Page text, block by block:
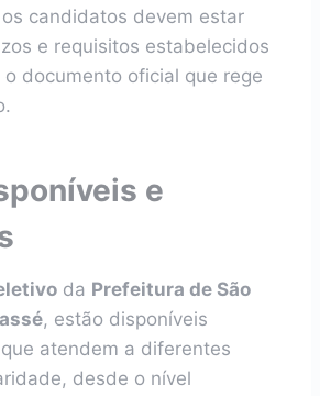
candidatos devem estar
e requisitos estabelecidos
documento oficial que rege
e
da Prefeitura de São
, estão disponíveis
atendem a diferentes
desde o nível